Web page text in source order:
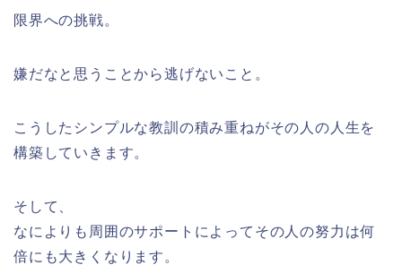
限界への挑戦。
嫌だなと思うことから逃げないこと。
こうしたシンプルな教訓の積み重ねがその人の人生を
構築していきます。
そして、
なによりも周囲のサポートによってその人の努力は何
倍にも大きくなります。